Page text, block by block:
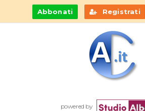
Abbonati Registrati
powered by